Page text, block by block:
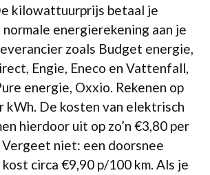
kilowattuurprijs betaal je
energierekening aan je
zoals Budget energie,
Engie, Eneco en Vattenfall,
energie, Oxxio. Rekenen op
kWh. De kosten van elektrisch
hierdoor uit op zo’n €3,80 per
niet: een doorsnee
circa €9,90 p/100 km. Als je